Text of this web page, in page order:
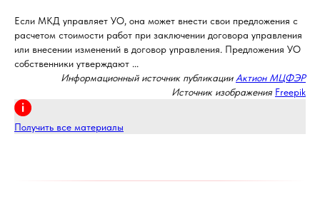
Если МКД управляет УО, она может внести свои предложения с
расчетом стоимости работ при заключении договора управления
или внесении изменений в договор управления. Предложения УО
собственники утверждают ...
Информационный источник публикации Актион МЦФЭР
Источник изображения Freepik
Получить все материалы